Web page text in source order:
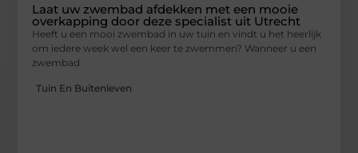
Laat uw zwembad afdekken met een mooie
overkapping door deze specialist uit Utrecht
Heeft u een mooi zwembad in uw tuin en vindt u het heerlijk
om iedere week wel een keer te zwemmen? Wanneer u een
zwembad
Tuin En Buitenleven